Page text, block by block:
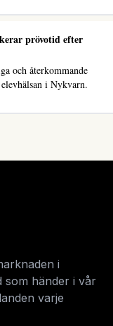
prövotid efter
och återkommande
i Nykvarn.
i
som händer i vår
varje